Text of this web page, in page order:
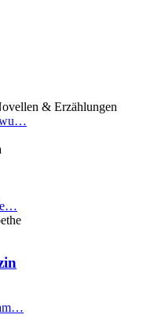
& Erzählungen
wu…